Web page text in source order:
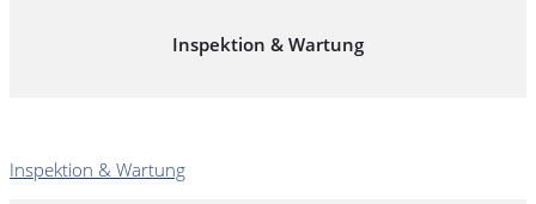
Inspektion & Wartung
Inspektion & Wartung